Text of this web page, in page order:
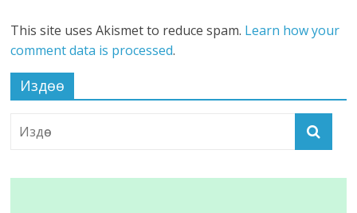
This site uses Akismet to reduce spam. Learn how your
comment data is processed.
Издөө